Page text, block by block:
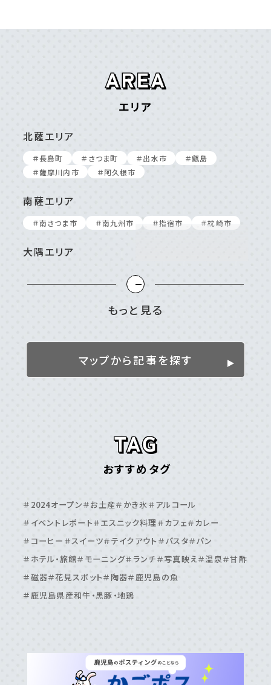
エリア
もっと見る
北薩エリア
＃⻑島町 ＃さつま町 ＃出⽔市
＃甑島
＃薩摩川内市
＃阿久根市
南薩エリア
＃南さつま市 ＃南九州市 ＃指宿市 ＃枕崎市
大隅エリア
＃⿅屋市
＃垂⽔市
＃志布志市 ＃曽於市
＃肝付町
離島
＃伊集院周辺
＃吉⽥・吉野周辺
＃天⽂館周辺
＃桜島周辺
＃鴨池・与次郎周辺 ＃鹿児島駅周辺
マップから記事を探す
おすすめタグ
＃2024オープン＃お土産＃かき氷＃アルコール
＃イベントレポート＃エスニック料理＃カフェ＃カレー
＃コーヒー ＃スイーツ＃テイクアウト ＃パスタ＃パン
＃ホテル・旅館＃モーニング＃ランチ＃写真映え＃温泉＃甘酢
＃磁器＃花見スポット＃陶器＃鹿児島の魚
＃鹿児島県産和牛・黒豚・地鶏